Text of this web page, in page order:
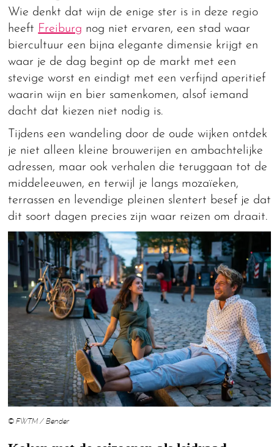
Wie denkt dat wijn de enige ster is in deze regio
heeft Freiburg nog niet ervaren, een stad waar
biercultuur een bijna elegante dimensie krijgt en
waar je de dag begint op de markt met een
stevige worst en eindigt met een verfijnd aperitief
waarin wijn en bier samenkomen, alsof iemand
dacht dat kiezen niet nodig is.
Tijdens een wandeling door de oude wijken ontdek
je niet alleen kleine brouwerijen en ambachtelijke
adressen, maar ook verhalen die teruggaan tot de
middeleeuwen, en terwijl je langs mozaïeken,
terrassen en levendige pleinen slentert besef je dat
dit soort dagen precies zijn waar reizen om draait.
© FWTM / Bender